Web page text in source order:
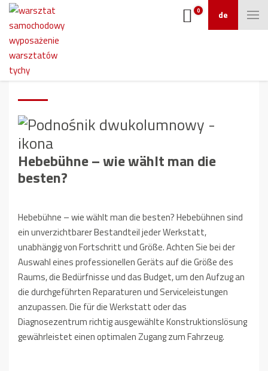
de
0
Hebebühne – wie wählt man die
besten?
Hebebühne –wie wählt man die
besten?
Hebebühne – wie wählt man die besten?Hebebühnen sind
ein unverzichtbarer Bestandteil jeder Werkstatt,
unabhängig von Fortschritt und Größe.Achten Sie bei der
Auswahl eines professionellen Geräts auf die Größe des
Raums, die Bedürfnisse und das Budget, um den Aufzug an
die durchgeführten Reparaturen und Serviceleistungen
anzupassen.Die für die Werkstatt oder das
Diagnosezentrum richtig ausgewählte Konstruktionslösung
gewährleistet einen optimalen Zugang zum Fahrzeug.